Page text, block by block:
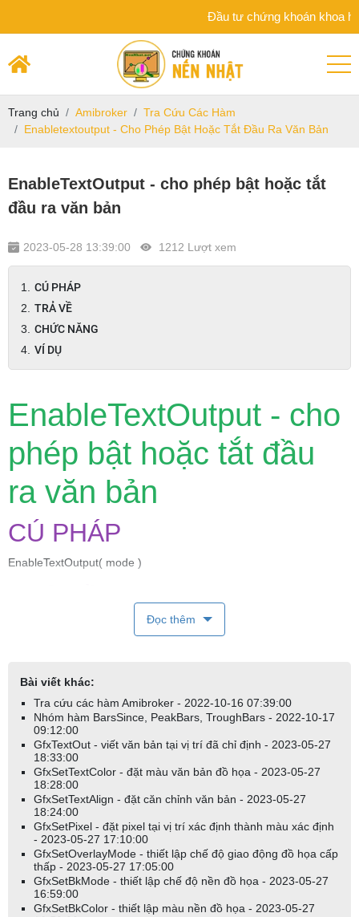
Đầu tư chứng khoán khoa học
Trang chủ Amibroker
Tra Cứu Các Hàm
Enabletextoutput - Cho Phép Bật Hoặc Tắt Đầu Ra Văn Bản
EnableTextOutput - cho phép bật hoặc tắt
đầu ra văn bản
2023-05-28 13:39:00 1212 Lượt xem
CÚ PHÁP
TRẢ VỀ
CHỨC NĂNG
VÍ DỤ
EnableTextOutput - cho
phép bật hoặc tắt đầu
ra văn bản
CÚ PHÁP
EnableTextOutput( mode )
commentary/interpretation/report charts.
Tham số mode có ý nghĩa như sau:
0 - vô hiệu hóa đầu ra chuỗi văn bản và gán trong
interpretation/commentary
1 - cho phép đầu ra chuỗi văn bản và gán trong
interpretation/commentary
2 - dành cho sử dụng trong tương lai
3 - cho phép đầu ra văn bản HTML trong biểu đồ báo cáo (Xem mã
ví dụ Profit Table.afl)
VÍ DỤ
Đọc thêm
Bài viết khác:
Tra cứu các hàm Amibroker - 2022-10-16 07:39:00
Nhóm hàm BarsSince, PeakBars, TroughBars - 2022-10-17
09:12:00
GfxTextOut - viết văn bản tại vị trí đã chỉ định - 2023-05-27
18:33:00
GfxSetTextColor - đặt màu văn bản đồ họa - 2023-05-27
18:28:00
GfxSetTextAlign - đặt căn chỉnh văn bản - 2023-05-27
18:24:00
GfxSetPixel - đặt pixel tại vị trí xác định thành màu xác định
- 2023-05-27 17:10:00
GfxSetOverlayMode - thiết lập chế độ giao động đồ họa cấp
thấp - 2023-05-27 17:05:00
GfxSetBkMode - thiết lập chế độ nền đồ họa - 2023-05-27
16:59:00
GfxSetBkColor - thiết lập màu nền đồ họa - 2023-05-27